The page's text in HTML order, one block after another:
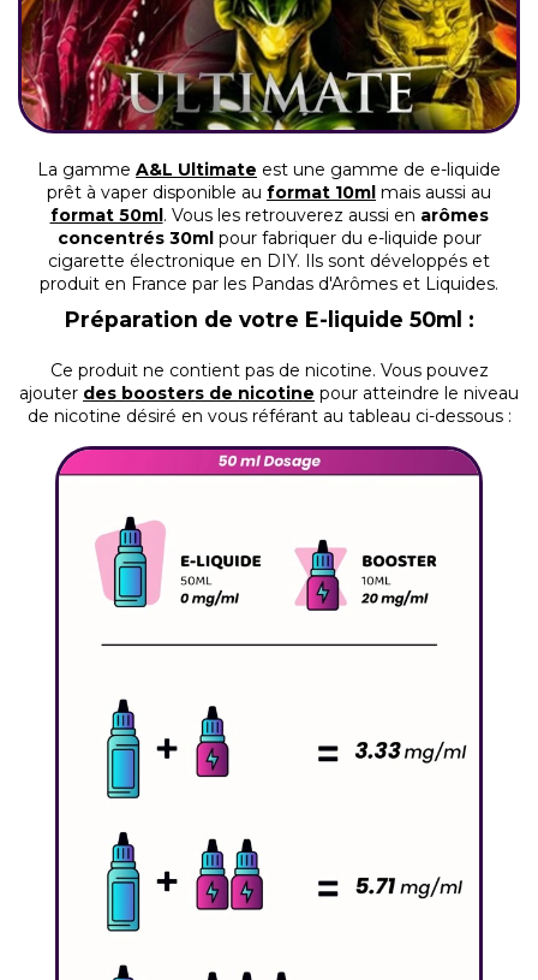
La gamme A&L Ultimate est une gamme de e-liquide
prêt à vaper disponible au format 10ml mais aussi au
format 50ml . Vous les retrouverez aussi en arômes
concentrés 30ml pour fabriquer du e-liquide pour
cigarette électronique en DIY. Ils sont développés et
produit en France par les Pandas d'Arômes et Liquides.
Préparation de votre E-liquide 50ml :
Ce produit ne contient pas de nicotine. Vous pouvez
ajouter des boosters de nicotine pour atteindre le niveau
de nicotine désiré en vous référant au tableau ci-dessous :